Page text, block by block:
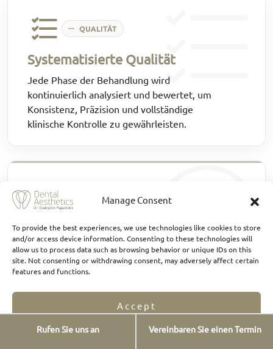
Manage Consent
To provide the best experiences, we use technologies like cookies to store
and/or access device information. Consenting to these technologies will
allow us to process data such as browsing behavior or unique IDs on this
site. Not consenting or withdrawing consent, may adversely affect certain
features and functions.
Accept
Opt-out preferences Privacy Statement
QUALITÄT
Systematisierte Qualität
Jede Phase der Behandlung wird
kontinuierlich analysiert und bewertet, um
Konsistenz, Präzision und vollständige
klinische Kontrolle zu gewährleisten.
One-Day Dentistry
In einer großen Zahl geeigneter Fälle kann
die Behandlung nach verantwortungsvoller
Diagnostik und hoher klinischer
Vorhersagbarkeit innerhalb eines einzigen
Tages abgeschlossen werden.
Rufen Sie uns an Vereinbaren Sie einen Termin